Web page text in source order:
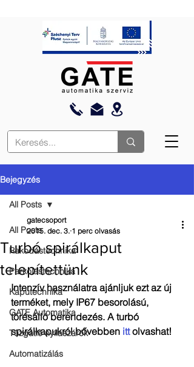
Bejegyzés
All Posts
Rakodástechnika
Parkolástechnika
Kaputechnika
GATE Automatika
Tűzgátló nyílászárók
Automatizálás
All Posts
Turbó spirálkaput
telepítettünk
gatecsoport
2015. dec. 3. 1 perc olvasás
Intenzív használatra ajánljuk ezt az új
terméket, mely IP67 besorolású,
törésálló berendezés. A turbó
spirálkapukról bővebben itt olvashat!